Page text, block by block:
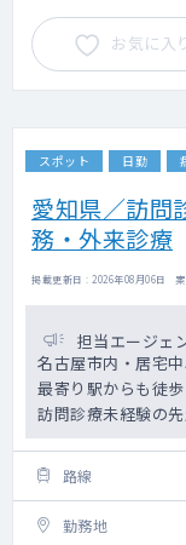
お気に入
スポット 日勤
愛知県／訪問
務・外来診療
掲載更新日 : 2026年08月06日
担当エージェ
名古屋市内・居宅
最寄り駅からも徒歩
訪問診療未経験の先
路線
勤務地